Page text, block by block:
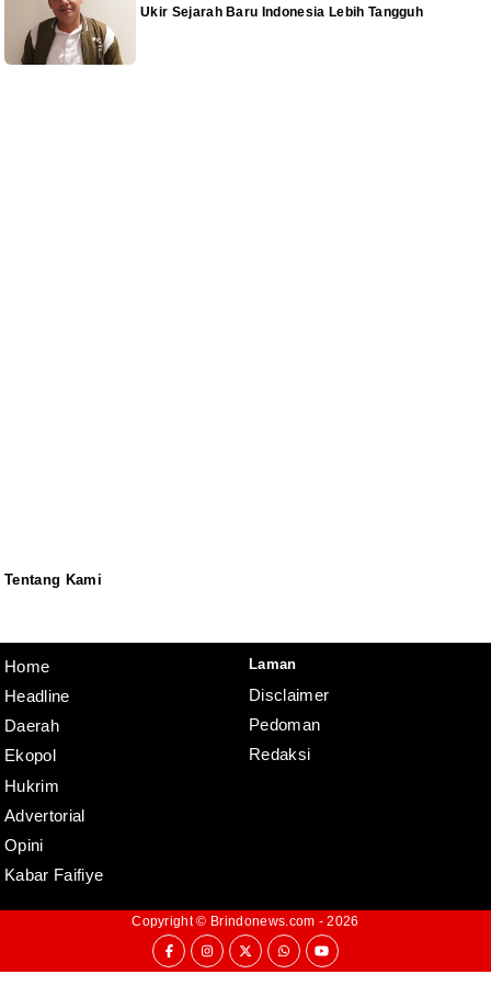
Ukir Sejarah Baru Indonesia Lebih Tangguh
Tentang Kami
Home
Headline
Daerah
Ekopol
Hukrim
Advertorial
Opini
Kabar Faifiye
Laman
Disclaimer
Pedoman
Redaksi
Copyright © Brindonews.com - 2026